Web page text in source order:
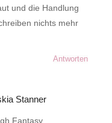
und die Handlung
nichts mehr
Antworten
Stanner
Fantasy